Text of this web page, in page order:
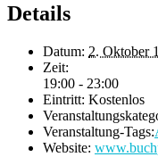
Details
Datum: 2. Oktober
Zeit:
19:00 - 23:00
Eintritt: Kostenlos
Veranstaltung-Tags:
Website: